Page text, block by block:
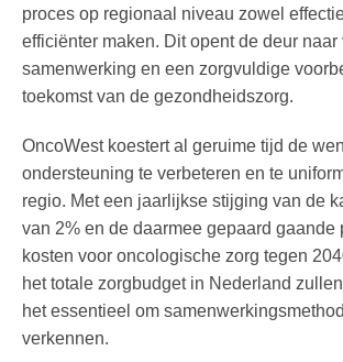
proces op regionaal niveau zowel
efficiënter maken. Dit opent de deur naar
samenwerking en een zorgvuldige
toekomst van de gezondheidszorg.
OncoWest koestert al geruime tijd de
ondersteuning te verbeteren en te
regio. Met een jaarlijkse stijging van de
van 2% en de daarmee gepaard gaande
kosten voor oncologische zorg tegen
het totale zorgbudget in Nederland
het essentieel om
verkennen.